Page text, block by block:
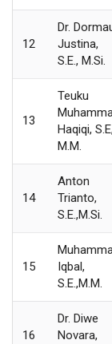
12
Dr.
Justina,
S.E., M.Si.
13
Teuku
Haqiqi, S.E,
M.M.
14
Anton
Trianto,
S.E.,M.Si.
15
Iqbal,
S.E.,M.M.
16
Dr. Diwe
Novara,